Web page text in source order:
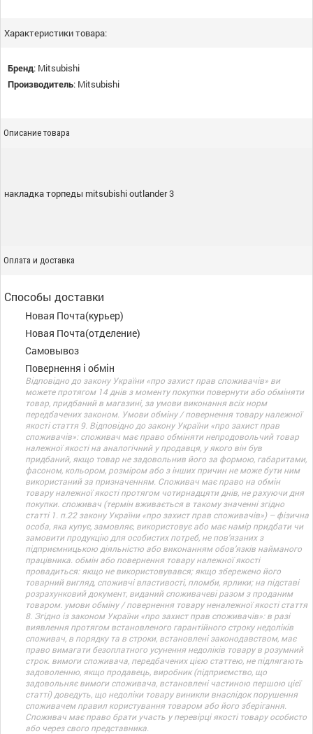
Характеристики товара:
Бренд: Mitsubishi
Производитель: Mitsubishi
Описание товара
накладка торпеды mitsubishi outlander 3
Оплата и доставка
Способы доставки
Новая Почта(курьер)
Новая Почта(отделение)
Самовывоз
Повернення і обмін
Відповідно до закону України «про захист прав споживачів» ви
можете протягом 14 днів з моменту покупки повернути або обміняти
товар, придбаний в магазині, за умови виконання всіх норм
передбачених законом. Умови обміну / повернення товару належної
якості стаття 9. Відповідно до закону України «про захист прав
споживачів»: споживач має право обміняти непродовольчий товар
належної якості на аналогічний у продавця, у якого він був
придбаний, якщо товар не задовольнив його за формою, габаритами,
фасоном, кольором, розміром або з інших причин не може бути ним
використаний за призначенням. Споживач має право на обмін
товару належної якості протягом чотирнадцяти днів, не рахуючи дня
покупки. споживач (термін вживається в такому значенні згідно
статті 1. п.22 закону України «про захист прав споживачів») – фізична
особа, яка купує, замовляє, використовує або має намір придбати чи
замовити продукцію для особистих потреб, не пов’язаних з
підприємницькою діяльністю або виконанням обов’язків найманого
працівника. обмін або повернення товару належної якості
провадиться: якщо не використовувався; якщо збережено його
товарний вигляд, споживчі властивості, пломби, ярлики; на підставі
розрахунковий документ, виданий споживачеві разом з проданим
товаром. умови обміну / повернення товару неналежної якості стаття
8. Згідно із законом України «про захист прав споживачів»: в разі
виявлення протягом встановленого гарантійного строку недоліків
споживач, в порядку та в строки, встановлені законодавством, має
право вимагати безоплатного усунення недоліків товару в розумний
строк. вимоги споживача, передбачених цією статтею, не підлягають
задоволенню, якщо продавець, виробник (підприємство, що
задовольняє вимоги споживача, встановлені частиною першою цієї
статті) доведуть, що недоліки товару виникли внаслідок порушення
споживачем правил користування товаром або його зберігання.
Споживач має право брати участь у перевірці якості товару особисто
або через свого представника.